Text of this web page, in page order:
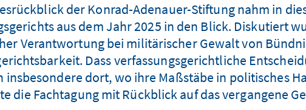
der Konrad-Adenauer-Stiftung nahm in
aus dem Jahr 2025 in den Blick. Diskutiert
Verantwortung bei militärischer Gewalt von
Dass verfassungsgerichtliche
insbesondere dort, wo ihre Maßstäbe in politisches
die Fachtagung mit Rückblick auf das vergangene